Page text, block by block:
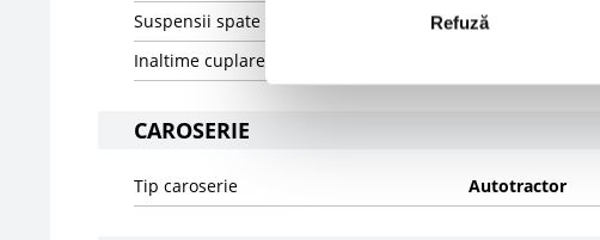
Refuză
Suspensii spate
PNEUMATIC
Inaltime cuplare mm
CAROSERIE
Tip caroserie Autotractor